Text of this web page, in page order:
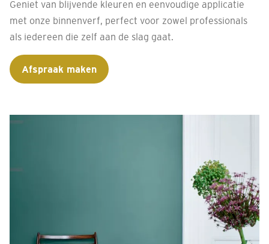
Geniet van blijvende kleuren en eenvoudige applicatie
met onze binnenverf, perfect voor zowel professionals
als iedereen die zelf aan de slag gaat.
Afspraak maken